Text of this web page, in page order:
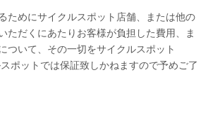
ためにサイクルスポット店舗、または他の
ただくにあたりお客様が負担した費用、ま
ついて、その一切をサイクルスポット
ポットでは保証致しかねますので予めご了